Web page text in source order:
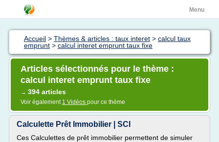
Menu
Accueil > Thèmes & articles : taux interet > calcul taux
emprunt > calcul interet emprunt taux fixe
Articles sélectionnés pour le thème :
calcul interet emprunt taux fixe
→ 394 articles
Voir également 1 Vidéos pour ce thème
Calculette Prêt Immobilier | SCI
Ces Calculettes de prêt immobilier permettent de simuler